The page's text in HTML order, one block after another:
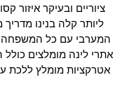
ציוריים ובעיקר איזור
ליותר קלה בנינו
המערבי עם כל המשפחה.
אתרי לינה מומלצים
אטרקציות מומלץ ללכת